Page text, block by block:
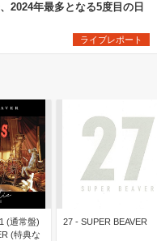
2024年最多となる5度目の日
ライブレポート
(通常盤)
(特典な
27 - SUPER BEAVER